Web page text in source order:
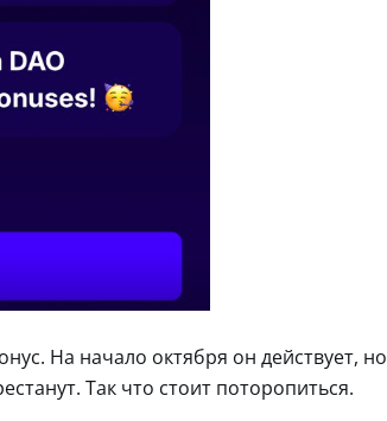
На начало октября он действует, но
Так что стоит поторопиться.